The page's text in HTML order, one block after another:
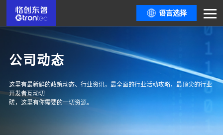
语言选择
公司动态
这里有最新鲜的政策动态、行业资讯，最全面的行业活动攻略，最顶尖的行业
开发者互动切
磋，这里有你需要的一切资源。